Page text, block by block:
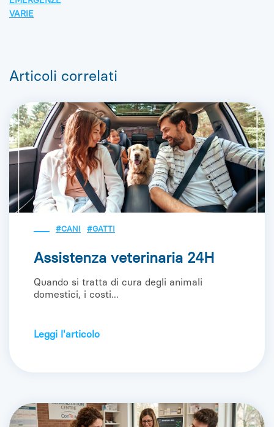
VARIE
Articoli correlati
#CANI #GATTI
Assistenza veterinaria 24H
Quando si tratta di cura degli animali
domestici, i costi...
Leggi l'articolo